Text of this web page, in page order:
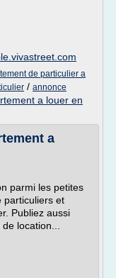
de particulier a
/ annonce
a louer en
a
parmi les petites
particuliers et
Publiez aussi
location...